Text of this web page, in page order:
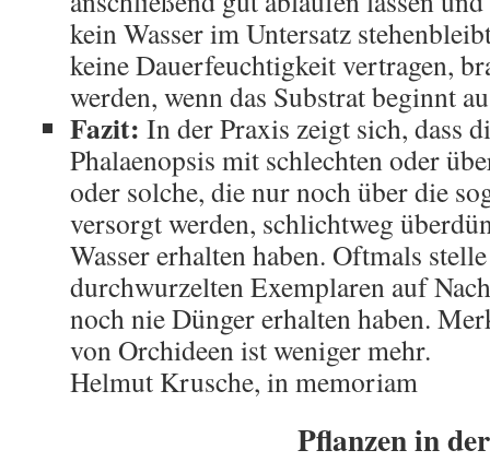
kein Wasser im Untersatz
keine Dauerfeuchtigkeit vertragen,
werden, wenn das Substrat beginnt
Fazit: In der Praxis zeigt sich, dass
Phalaenopsis mit schlechten oder
oder solche, die nur noch über die
versorgt werden, schlichtweg
Wasser erhalten haben. Oftmals
durchwurzelten Exemplaren auf
noch nie Dünger erhalten haben.
von Orchideen ist weniger mehr.
Helmut Krusche, in memoriam
Pflanzen in der